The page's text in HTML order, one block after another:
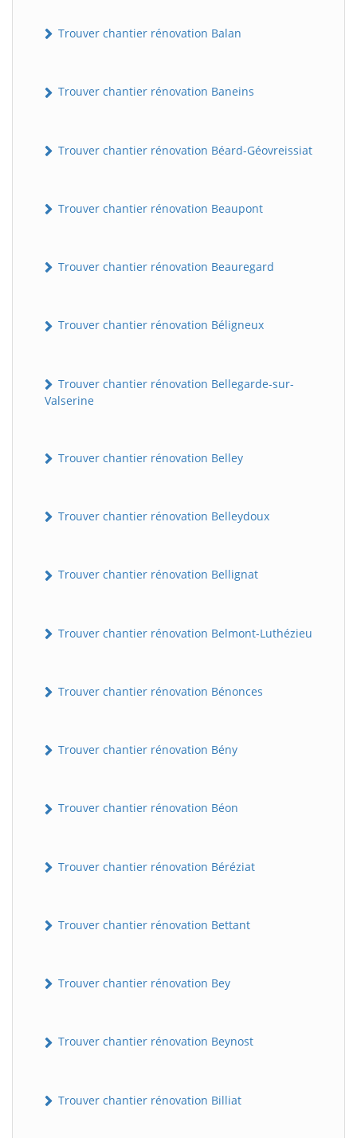
Trouver chantier rénovation Balan
Trouver chantier rénovation Baneins
Trouver chantier rénovation Béard-Géovreissiat
Trouver chantier rénovation Beaupont
Trouver chantier rénovation Beauregard
Trouver chantier rénovation Béligneux
Trouver chantier rénovation Bellegarde-sur-
Valserine
Trouver chantier rénovation Belley
Trouver chantier rénovation Belleydoux
Trouver chantier rénovation Bellignat
Trouver chantier rénovation Belmont-Luthézieu
Trouver chantier rénovation Bénonces
Trouver chantier rénovation Bény
Trouver chantier rénovation Béon
Trouver chantier rénovation Béréziat
Trouver chantier rénovation Bettant
Trouver chantier rénovation Bey
Trouver chantier rénovation Beynost
Trouver chantier rénovation Billiat